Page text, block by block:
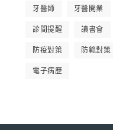
牙醫師 牙醫開業
診間提醒 讀書會
防疫對策 防範對策
電子病歷